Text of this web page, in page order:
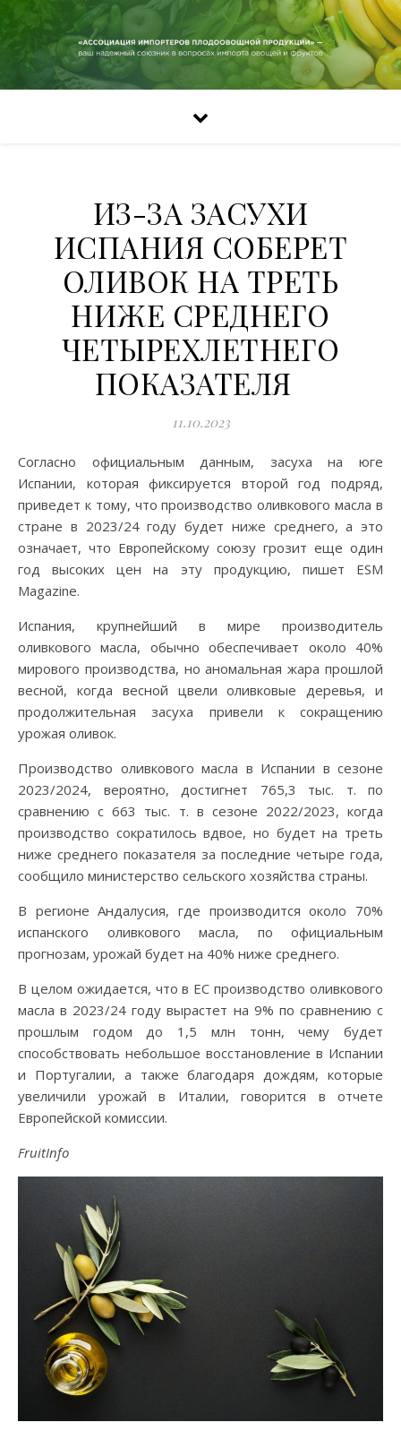
ИЗ-ЗА ЗАСУХИ
ИСПАНИЯ СОБЕРЕТ
ОЛИВОК НА ТРЕТЬ
НИЖЕ СРЕДНЕГО
ЧЕТЫРЕХЛЕТНЕГО
ПОКАЗАТЕЛЯ
11.10.2023
Согласно официальным данным, засуха на юге
Испании, которая фиксируется второй год подряд,
приведет к тому, что производство оливкового масла в
стране в 2023/24 году будет ниже среднего, а это
означает, что Европейскому союзу грозит еще один
год высоких цен на эту продукцию, пишет ESM
Magazine.
Испания, крупнейший в мире производитель
оливкового масла, обычно обеспечивает около 40%
мирового производства, но аномальная жара прошлой
весной, когда весной цвели оливковые деревья, и
продолжительная засуха привели к сокращению
урожая оливок.
Производство оливкового масла в Испании в сезоне
2023/2024, вероятно, достигнет 765,3 тыс. т. по
сравнению с 663 тыс. т. в сезоне 2022/2023, когда
производство сократилось вдвое, но будет на треть
ниже среднего показателя за последние четыре года,
сообщило министерство сельского хозяйства страны.
В регионе Андалусия, где производится около 70%
испанского оливкового масла, по официальным
прогнозам, урожай будет на 40% ниже среднего.
В целом ожидается, что в ЕС производство оливкового
масла в 2023/24 году вырастет на 9% по сравнению с
прошлым годом до 1,5 млн тонн, чему будет
способствовать небольшое восстановление в Испании
и Португалии, а также благодаря дождям, которые
увеличили урожай в Италии, говорится в отчете
Европейской комиссии.
FruitInfo